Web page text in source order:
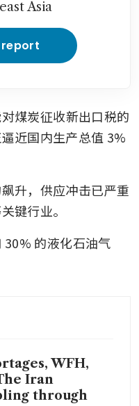
Asia
煤炭征收新出口税的
近国内生产总值 3%
升，供应冲击已严重
键行业。
的液化石油气
WFH,
Iran
through